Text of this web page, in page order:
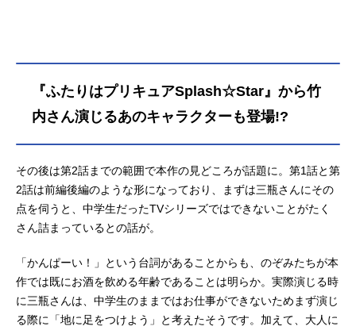
『ふたりはプリキュアSplash☆Star』から竹
内さん演じるあのキャラクターも登場!?
その後は第2話までの範囲で本作の見どころが話題に。第1話と第
2話は前編後編のような形になっており、まずは三瓶さんにその
点を伺うと、中学生だったTVシリーズではできないことがたく
さん詰まっているとの話が。
「かんぱーい！」という台詞があることからも、のぞみたちが本
作では既にお酒を飲める年齢であることは明らか。実際演じる時
に三瓶さんは、中学生のままではお仕事ができないためまず演じ
る際に「地に足をつけよう」と考えたそうです。加えて、大人に